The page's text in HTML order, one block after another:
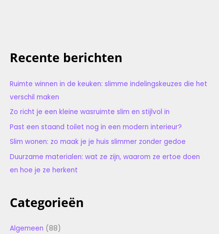
Recente berichten
Ruimte winnen in de keuken: slimme indelingskeuzes die het
verschil maken
Zo richt je een kleine wasruimte slim en stijlvol in
Past een staand toilet nog in een modern interieur?
Slim wonen: zo maak je je huis slimmer zonder gedoe
Duurzame materialen: wat ze zijn, waarom ze ertoe doen
en hoe je ze herkent
Categorieën
Algemeen (88)